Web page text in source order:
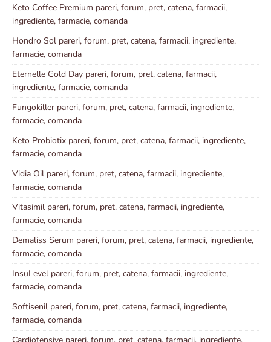
Keto Coffee Premium pareri, forum, pret, catena, farmacii,
ingrediente, farmacie, comanda
Hondro Sol pareri, forum, pret, catena, farmacii, ingrediente,
farmacie, comanda
Eternelle Gold Day pareri, forum, pret, catena, farmacii,
ingrediente, farmacie, comanda
Fungokiller pareri, forum, pret, catena, farmacii, ingrediente,
farmacie, comanda
Keto Probiotix pareri, forum, pret, catena, farmacii, ingrediente,
farmacie, comanda
Vidia Oil pareri, forum, pret, catena, farmacii, ingrediente,
farmacie, comanda
Vitasimil pareri, forum, pret, catena, farmacii, ingrediente,
farmacie, comanda
Demaliss Serum pareri, forum, pret, catena, farmacii, ingrediente,
farmacie, comanda
InsuLevel pareri, forum, pret, catena, farmacii, ingrediente,
farmacie, comanda
Softisenil pareri, forum, pret, catena, farmacii, ingrediente,
farmacie, comanda